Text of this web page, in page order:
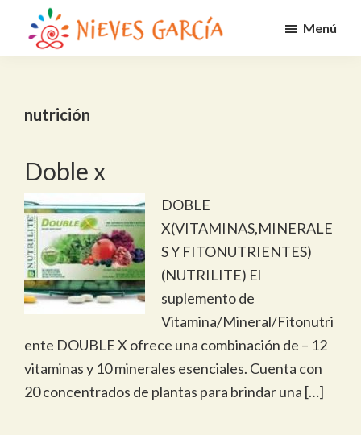
contenido
Nieves
Alcanza
metas
Menú
nutrición
Doble x
DOBLE
X(VITAMINAS,MINERALE
S Y FITONUTRIENTES)
(NUTRILITE) El
suplemento de
Vitamina/Mineral/Fitonutri
ente DOUBLE X ofrece una combinación de – 12
vitaminas y 10 minerales esenciales. Cuenta con
20 concentrados de plantas para brindar una […]